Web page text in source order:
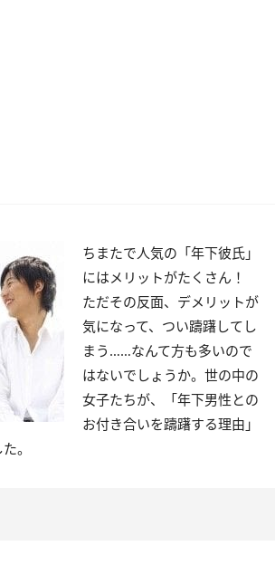
ちまたで人気の「年下彼氏」
にはメリットがたくさん！
ただその反面、デメリットが
気になって、つい躊躇してし
まう……なんて方も多いので
はないでしょうか。世の中の
女子たちが、「年下男性との
お付き合いを躊躇する理由」
。